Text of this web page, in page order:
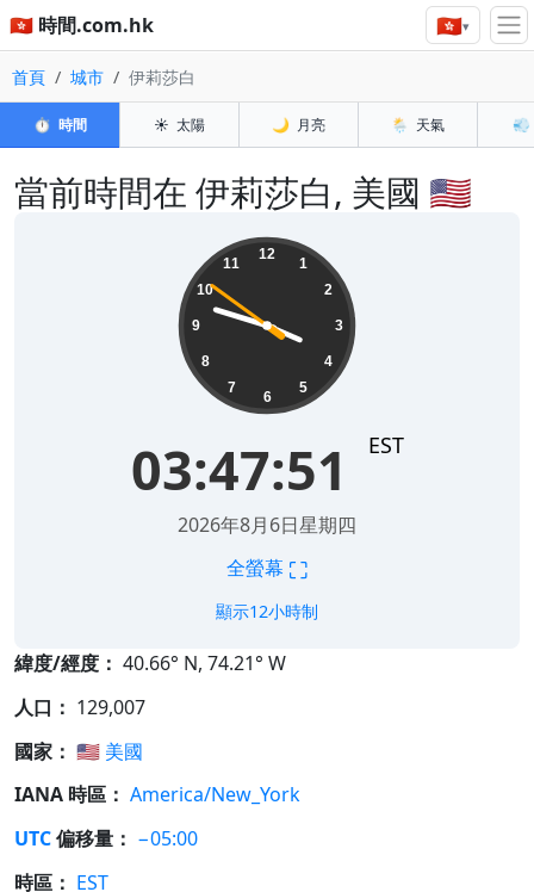
🇭🇰 時間.com.hk 🇭🇰▾
首頁 城市 伊莉莎白
⏱️ 時間 ☀️ 太陽 🌙 月亮 🌦️ 天氣 💨
當前時間在 伊莉莎白, 美國 🇺🇸
12
1
2
3
4
5
6
7
8
9
10
11
03:47:52 EST
2026年8月6日星期四
全螢幕 ⛶
顯示12小時制
緯度/經度： 40.66° N, 74.21° W
人口： 129,007
國家： 🇺🇸 美國
IANA 時區： America/New_York
UTC偏移量： −05:00
時區： EST